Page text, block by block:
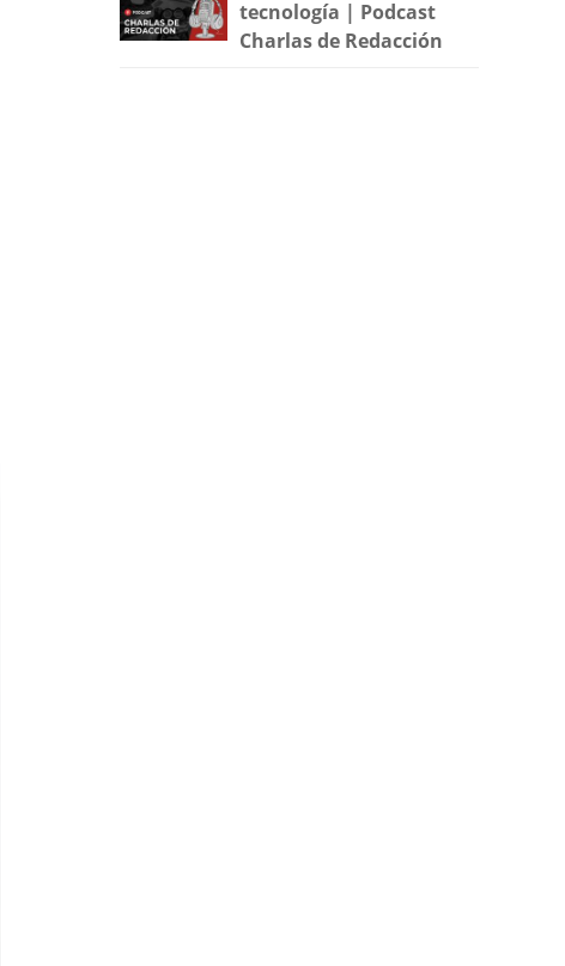
tecnología | Podcast
Charlas de Redacción